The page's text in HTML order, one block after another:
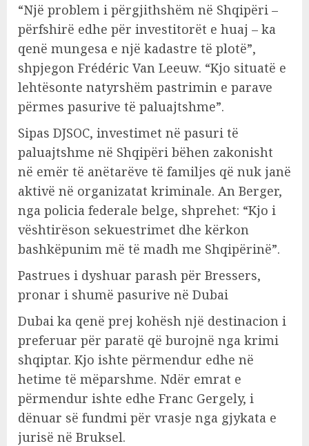
“Një problem i përgjithshëm në Shqipëri –
përfshirë edhe për investitorët e huaj – ka
qenë mungesa e një kadastre të plotë”,
shpjegon Frédéric Van Leeuw. “Kjo situatë e
lehtësonte natyrshëm pastrimin e parave
përmes pasurive të paluajtshme”.
Sipas DJSOC, investimet në pasuri të
paluajtshme në Shqipëri bëhen zakonisht
në emër të anëtarëve të familjes që nuk janë
aktivë në organizatat kriminale. An Berger,
nga policia federale belge, shprehet: “Kjo i
vështirëson sekuestrimet dhe kërkon
bashkëpunim më të madh me Shqipërinë”.
Pastrues i dyshuar parash për Bressers,
pronar i shumë pasurive në Dubai
Dubai ka qenë prej kohësh një destinacion i
preferuar për paratë që burojnë nga krimi
shqiptar. Kjo ishte përmendur edhe në
hetime të mëparshme. Ndër emrat e
përmendur ishte edhe Franc Gergely, i
dënuar së fundmi për vrasje nga gjykata e
jurisë në Bruksel.